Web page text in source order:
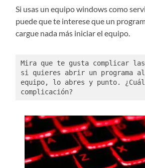
Si usas un equipo windows como
puede que te interese que un
cargue nada más iniciar el equipo.
Mira que te gusta complicar las
si quieres abrir un programa al
equipo, lo abres y punto.
complicación?